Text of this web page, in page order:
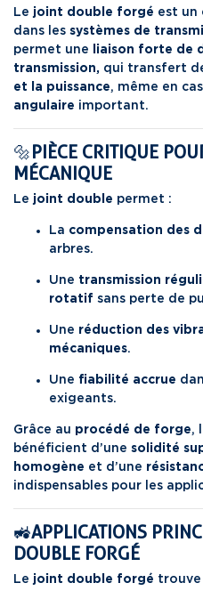
Le joint double forgé est un
dans les systèmes de
permet une
liaison forte de
transmission, qui transfert
et la puissance, même en
angulaire important.
🔩PIÈCE CRITIQUE
MÉCANIQUE
Le joint double permet :
La compensation des
arbres.
Une transmission
rotatif sans perte de
Une réduction des
mécaniques.
Une fiabilité accrue
exigeants.
Grâce au procédé de forge,
bénéficient d’une solidité
homogène et d’une
indispensables pour les
🚜APPLICATIONS
DOUBLE FORGÉ
Le joint double forgé trouve